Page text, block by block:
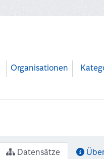
Organisationen
Datensätze